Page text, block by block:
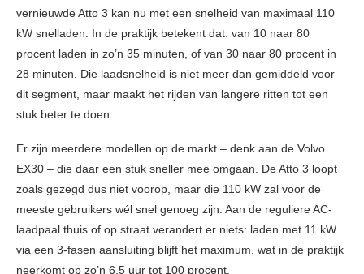
vernieuwde Atto 3 kan nu met een snelheid van maximaal 110
kW snelladen. In de praktijk betekent dat: van 10 naar 80
procent laden in zo’n 35 minuten, of van 30 naar 80 procent in
28 minuten. Die laadsnelheid is niet meer dan gemiddeld voor
dit segment, maar maakt het rijden van langere ritten tot een
stuk beter te doen.
Er zijn meerdere modellen op de markt – denk aan de Volvo
EX30 – die daar een stuk sneller mee omgaan. De Atto 3 loopt
zoals gezegd dus niet voorop, maar die 110 kW zal voor de
meeste gebruikers wél snel genoeg zijn. Aan de reguliere AC-
laadpaal thuis of op straat verandert er niets: laden met 11 kW
via een 3-fasen aansluiting blijft het maximum, wat in de praktijk
neerkomt op zo’n 6,5 uur tot 100 procent.